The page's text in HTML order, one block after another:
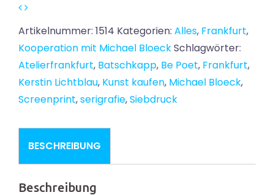
Artikelnummer: 1514 Kategorien: Alles, Frankfurt,
Kooperation mit Michael BloeckSchlagwörter:
Atelierfrankfurt, Batschkapp, Be Poet, Frankfurt,
Kerstin Lichtblau, Kunst kaufen, Michael Bloeck,
Screenprint,serigrafie,Siebdruck
BESCHREIBUNG
Beschreibung